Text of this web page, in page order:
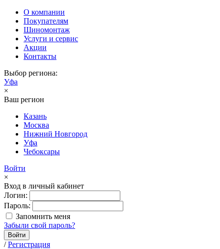
О компании
Покупателям
Шиномонтаж
Услуги и сервис
Акции
Контакты
Выбор региона:
Уфа
×
Ваш регион
Казань
Москва
Нижний Новгород
Уфа
Чебоксары
Войти
×
Вход в личный кабинет
Логин:
Пароль:
Запомнить меня
Забыли свой пароль?
Войти
/ Регистрация